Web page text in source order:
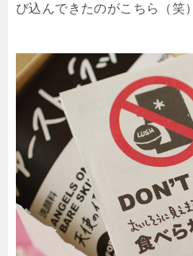
び込んできたのがこちら（笑）